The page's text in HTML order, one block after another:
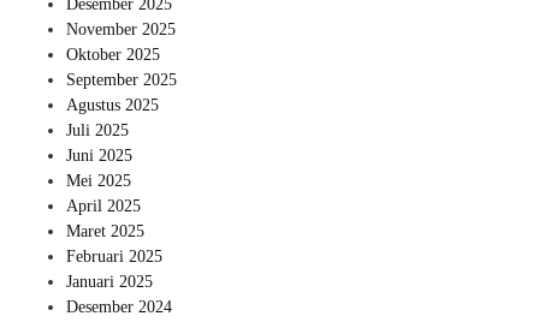
Desember 2025
November 2025
Oktober 2025
September 2025
Agustus 2025
Juli 2025
Juni 2025
Mei 2025
April 2025
Maret 2025
Februari 2025
Januari 2025
Desember 2024